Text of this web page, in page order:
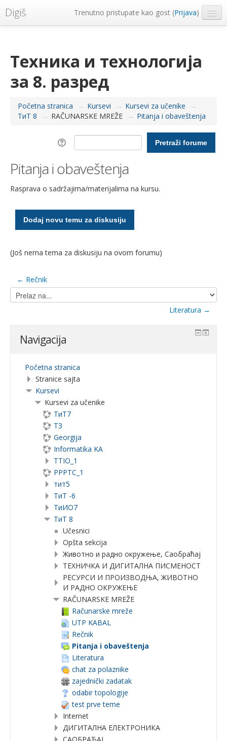
Digiš Trenutno pristupate kao gost (Prijava)
Техника и технологија
за 8. разред
Početna stranica → Kursevi → Kursevi za učenike
→
ТиТ 8
→ RAČUNARSKE MREŽE → Pitanja i obaveštenja
Pitanja i obaveštenja
Rasprava o sadržajima/materijalima na kursu.
(Još nema tema za diskusiju na ovom forumu)
← Rečnik
Prelaz
na...
Literatura →
Navigacija
Početna stranica
Stranice sajta
Kursevi
Kursevi za učenike
ТиТ7
ТЗ
Georgija
Informatika KA
TTIO_1
PPPTC_1
тит5
ТиТ -6
TиИО7
ТиТ 8
Učesnici
Opšta sekcija
Животно и радно окружење, Саобраћај
ТЕХНИЧКА И ДИГИТАЛНА ПИСМЕНОСТ
РЕСУРСИ И ПРОИЗВОДЊА, ЖИВОТНО
И РАДНО ОКРУЖЕЊЕ
RAČUNARSKE MREŽE
Računarske mreže
UTP KABAL
Rečnik
Pitanja i obaveštenja
Literatura
chat za polaznike
zajednički zadatak
odabir topologije
test prve teme
Internet
ДИГИТАЛНА ЕЛЕКТРОНИКА